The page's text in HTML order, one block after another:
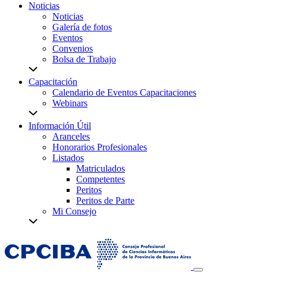
Noticias
Noticias
Galería de fotos
Eventos
Convenios
Bolsa de Trabajo
Capacitación
Calendario de Eventos Capacitaciones
Webinars
Información Útil
Aranceles
Honorarios Profesionales
Listados
Matriculados
Competentes
Peritos
Peritos de Parte
Mi Consejo